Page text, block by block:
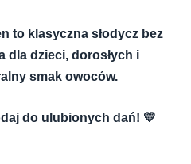
to klasyczna słodycz bez
dla dzieci, dorosłych i
smak owoców.
do ulubionych dań! 💛